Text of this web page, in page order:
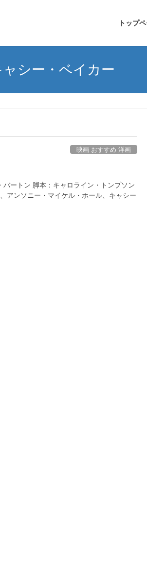
トップ
ャシー・ベイカー
映画 おすすめ 洋画
ートン 脚本：キャロライン・トンプソン
アンソニー・マイケル・ホール、キャシー